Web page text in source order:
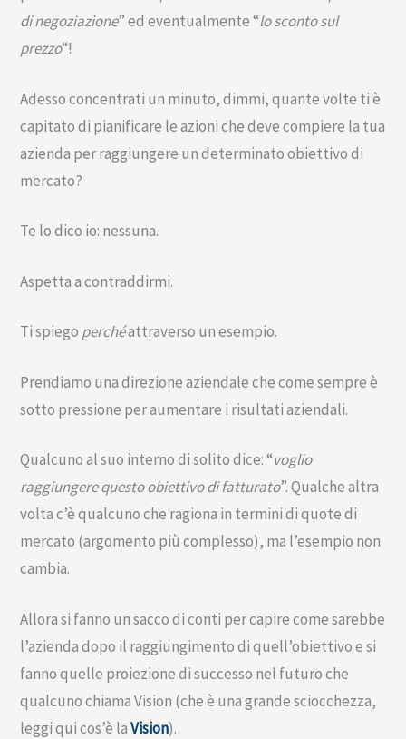
di negoziazione” ed eventualmente “lo sconto sul
prezzo“!
Adesso concentrati un minuto, dimmi, quante volte ti è
capitato di pianificare le azioni che deve compiere la tua
azienda per raggiungere un determinato obiettivo di
mercato?
Te lo dico io: nessuna.
Aspetta a contraddirmi.
Ti spiego perchéattraverso un esempio.
Prendiamo una direzione aziendale che come sempre è
sotto pressione per aumentare i risultati aziendali.
Qualcuno al suo interno di solito dice: “voglio
raggiungere questo obiettivo di fatturato”. Qualche altra
volta c’è qualcuno che ragiona in termini di quote di
mercato (argomento più complesso), ma l’esempio non
cambia.
Allora si fanno un sacco di conti per capire come sarebbe
l’azienda dopo il raggiungimento di quell’obiettivo e si
fanno quelle proiezione di successo nel futuro che
qualcuno chiama Vision (che è una grande sciocchezza,
leggi qui cos’è laVision).